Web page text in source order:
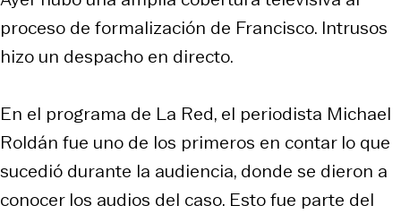
proceso de formalización de Francisco. Intrusos
hizo un despacho en directo.
En el programa de La Red, el periodista Michael
Roldán fue uno de los primeros en contar lo que
sucedió durante la audiencia, donde se dieron a
conocer los audios del caso. Esto fue parte del